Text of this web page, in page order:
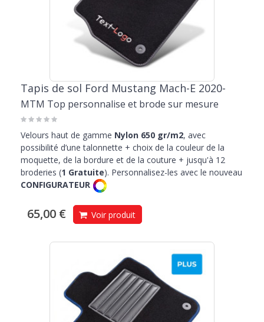
Tapis de sol Ford Mustang Mach-E 2020-
MTM Top personnalise et brode sur mesure
Velours haut de gamme Nylon 650 gr/m2, avec
possibilité d’une talonnette + choix de la couleur de la
moquette, de la bordure et de la couture + jusqu'à 12
broderies (1 Gratuite). Personnalisez-les avec le nouveau
CONFIGURATEUR
65,00 € Voir produit